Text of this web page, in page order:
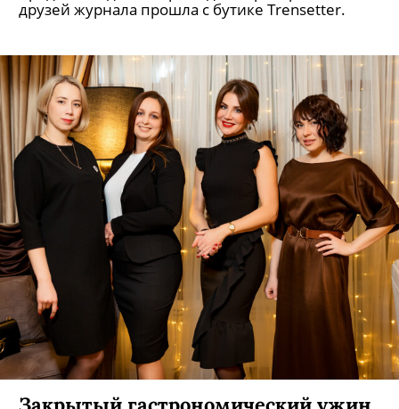
Рождественская встреча
"Ирк.Собака.ru"
Прямой курс на Кристмас! Традиционная
предновогодняя встреча для партнеров и
друзей журнала прошла с бутике Trensetter.